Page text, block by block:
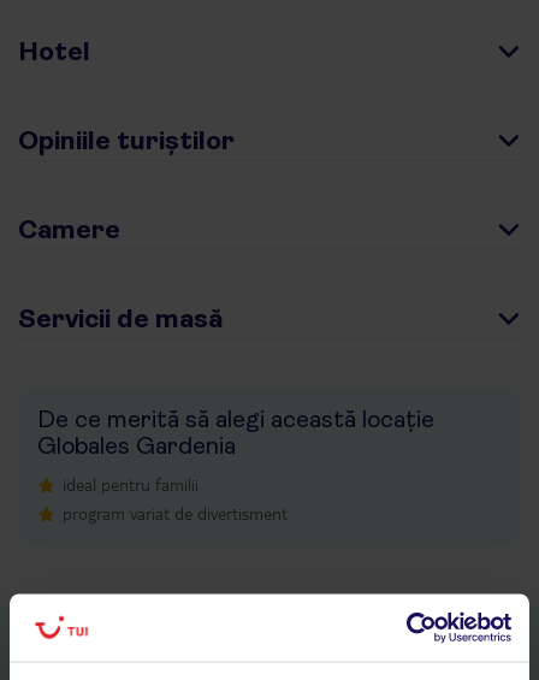
Hotel
Opiniile turiștilor
Camere
Servicii de masă
De ce merită să alegi această locație
Globales Gardenia
ideal pentru familii
program variat de divertisment